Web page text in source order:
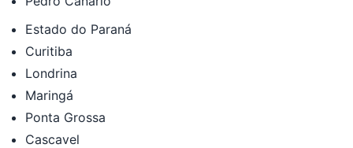
Estado do Paraná
Curitiba
Londrina
Maringá
Ponta Grossa
Cascavel